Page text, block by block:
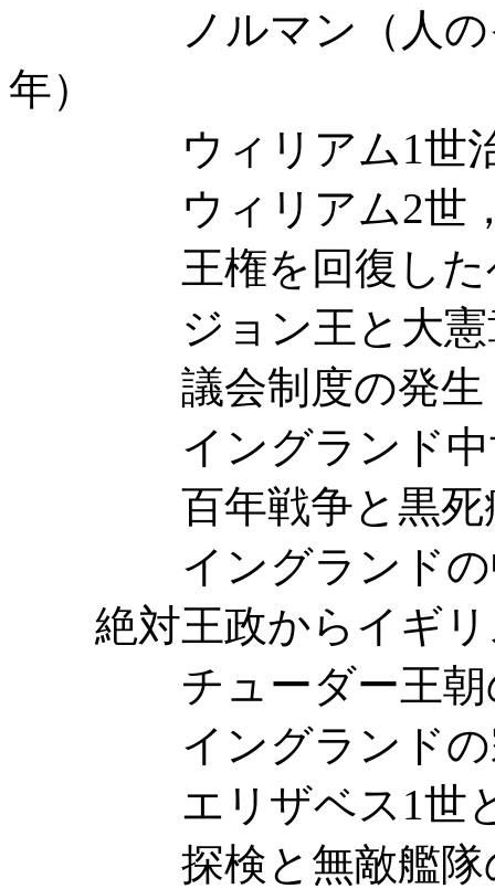
ノルマン（人のイ
年）
ウィリアム1世治
ウィリアム2世，ヘ
王権を回復したヘ
ジョン王と大憲
議会制度の発生
イングランド中世
百年戦争と黒死
イングランドの中
絶対王政からイギリ
チューダー王朝の
イングランドの
エリザベス1世と
探検と無敵艦隊